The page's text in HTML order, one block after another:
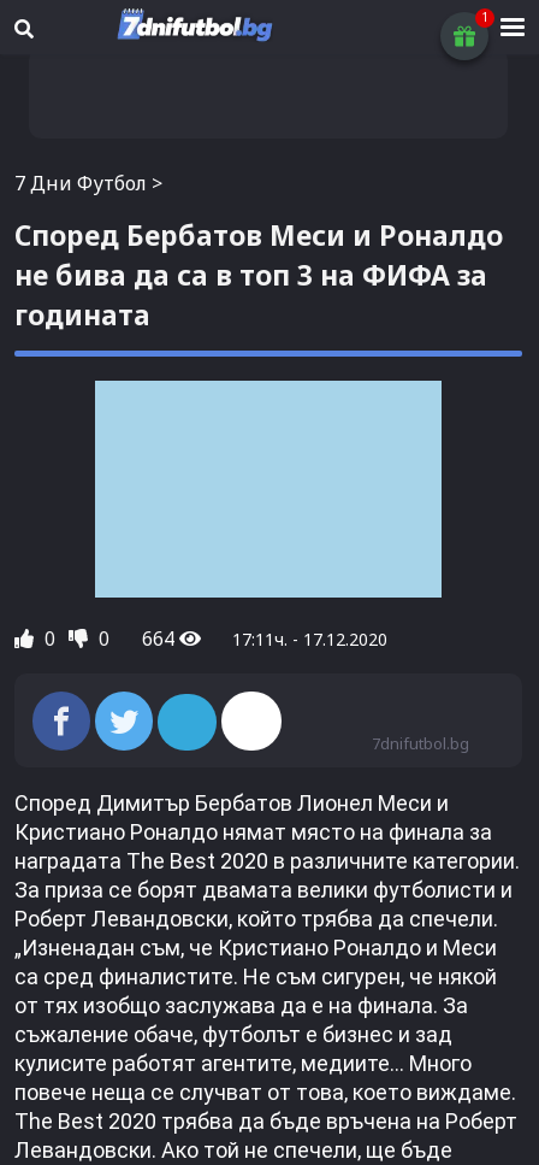
7 Дни Футбол >
Според Бербатов Меси и Роналдо
не бива да са в топ 3 на ФИФА за
годината
0 0 664 17:11ч. - 17.12.2020
7dnifutbol.bg
Според Димитър Бербатов Лионел Меси и
Кристиано Роналдо нямат място на финала за
наградата The Best 2020 в различните категории.
За приза се борят двамата велики футболисти и
Роберт Левандовски, който трябва да спечели.
„Изненадан съм, че Кристиано Роналдо и Меси
са сред финалистите. Не съм сигурен, че някой
от тях изобщо заслужава да е на финала. За
съжаление обаче, футболът е бизнес и зад
кулисите работят агентите, медиите… Много
повече неща се случват от това, което виждаме.
The Best 2020 трябва да бъде връчена на Роберт
Левандовски. Ако той не спечели, ще бъде